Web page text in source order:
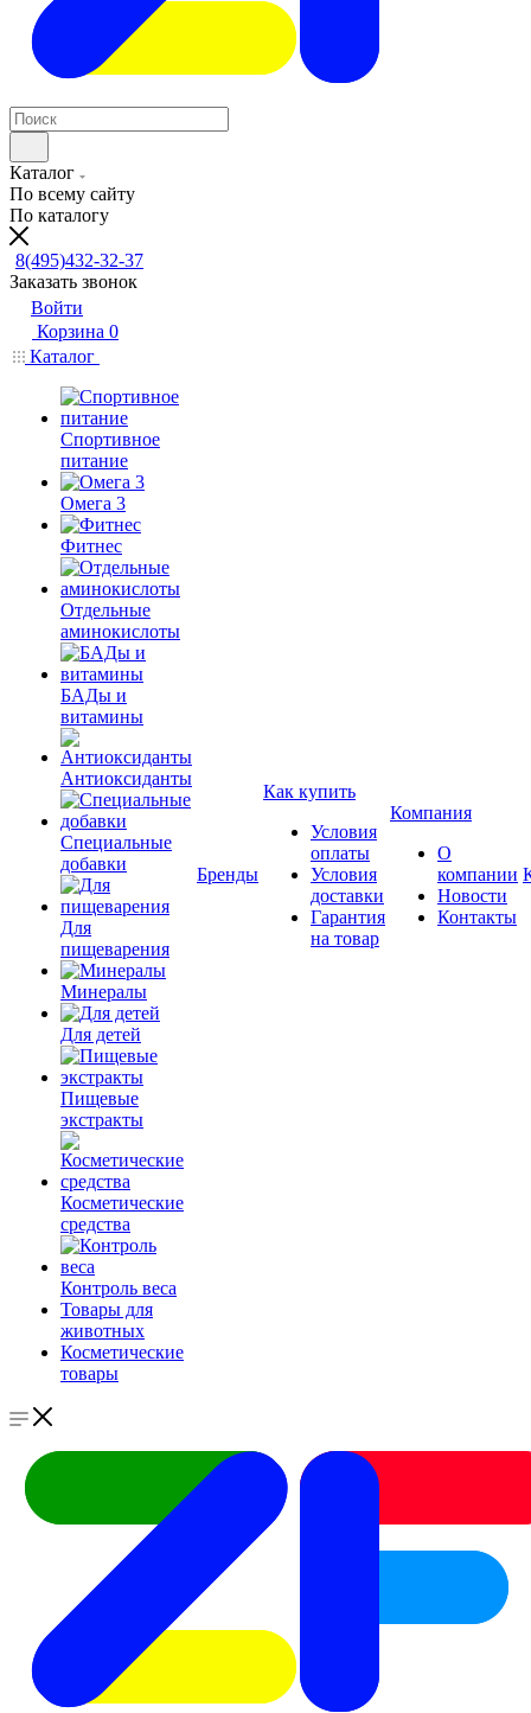
Каталог
По всему сайту
По каталогу
8(495)432-32-37
Заказать звонок
Войти
Корзина 0
Каталог
Спортивное
питание
Омега 3
Фитнес
Отдельные
аминокислоты
БАДы и
витамины
Антиоксиданты
Специальные
добавки
Для
пищеварения
Минералы
Для детей
Пищевые
экстракты
Косметические
средства
Контроль веса
Товары для
животных
Косметические
товары
Бренды
Как купить
Условия
оплаты
Условия
доставки
Гарантия
на товар
Компания
О
компании
Новости
Контакты